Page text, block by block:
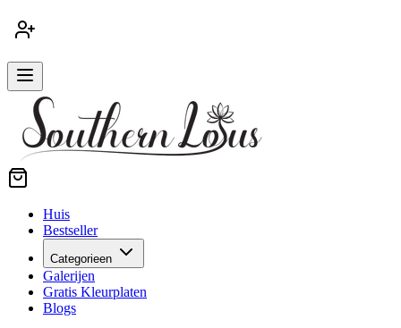
Huis
Bestseller
Categorieen
Galerijen
Gratis Kleurplaten
Blogs